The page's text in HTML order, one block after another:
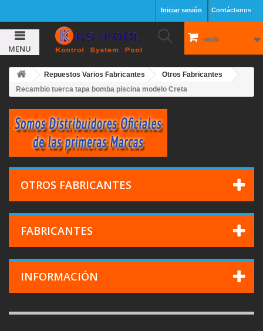
Contáctenos
Iniciar sesión
vacío
MENU
Repuestos Varios Fabricantes
Otros Fabricantes
Recambio tuerca tapa bomba piscina modelo Creta
OTROS FABRICANTES
FABRICANTES
INFORMACIÓN